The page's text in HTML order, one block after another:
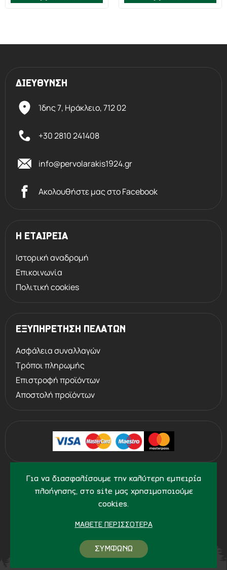
Για να διασφαλίσουμε την καλύτερη εμπειρία
πλοήγησης, στο site μας χρησιμοποιούμε
cookies.
ΜΆΘΕΤΕ ΠΕΡΙΣΣΌΤΕΡΑ
ΣΥΜΦΩΝΩ
ΔΙΕΥΘΥΝΣΗ
Ίδης 7, Ηράκλειο,712 02
+30 2810 241408
info@pervolarakis1924.gr
Ακολουθήστε μας στο Facebook
Η ΕΤΑΙΡΕΙΑ
Ιστορική αναδρομή
Επικοινωνία
Πολιτική cookies
ΕΞΥΠΗΡΕΤΗΣΗ ΠΕΛΑΤΩΝ
Ασφάλεια συναλλαγών
Τρόποι πληρωμής
Επιστροφή προϊόντων
Αποστολή προϊόντων
© 2013 - 2026 PERVOLARAKIS1924.GR